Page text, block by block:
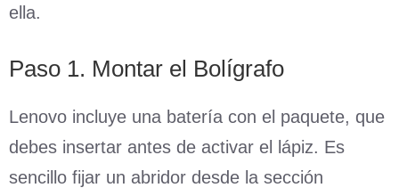
ella.
Paso 1. Montar el Bolígrafo
Lenovo incluye una batería con el paquete, que
debes insertar antes de activar el lápiz. Es
sencillo fijar un abridor desde la sección